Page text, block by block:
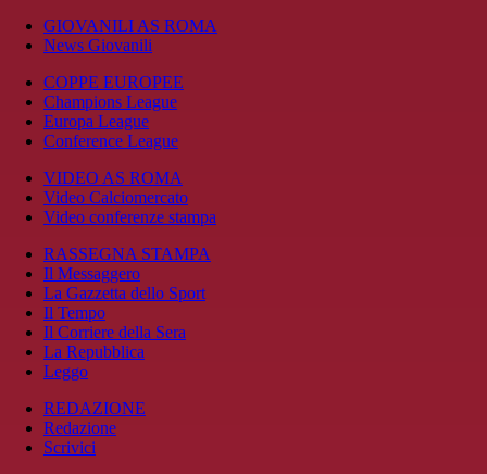
GIOVANILI AS ROMA
News Giovanili
COPPE EUROPEE
Champions League
Europa League
Conference League
VIDEO AS ROMA
Video Calciomercato
Video conferenze stampa
RASSEGNA STAMPA
Il Messaggero
La Gazzetta dello Sport
Il Tempo
Il Corriere della Sera
La Repubblica
Leggo
REDAZIONE
Redazione
Scrivici